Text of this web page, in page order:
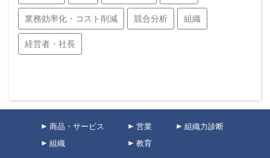
業務効率化・コスト削減 競合分析 組織
経営者・社長
商品・サービス 営業
組織力診断
組織
教育